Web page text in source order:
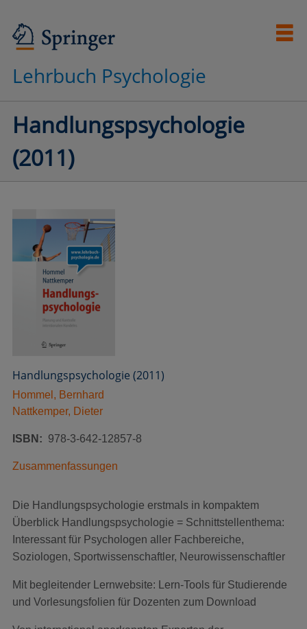
Lehrbuch Psychologie
Handlungspsychologie
(2011)
Handlungspsychologie (2011)
Hommel, Bernhard
Nattkemper, Dieter
ISBN 978-3-642-12857-8
Zusammenfassungen
Die Handlungspsychologie erstmals in kompaktem
Überblick Handlungspsychologie = Schnittstellenthema:
Interessant für Psychologen aller Fachbereiche,
Soziologen, Sportwissenschaftler, Neurowissenschaftler
Mit begleitender Lernwebsite: Lern-Tools für Studierende
und Vorlesungsfolien für Dozenten zum Download